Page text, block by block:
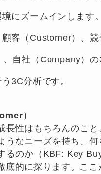
境にズームインします
客（Customer）、競
、自社（Company）の
3C分析です。
）
長性はもちろんのこと
うなニーズを持ち、何
るのか（KBF: Key
底的に探ります。ここ